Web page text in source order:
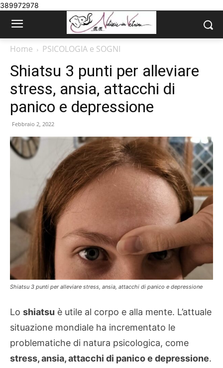
389972978
Home PSICOLOGIA e SOGNI
Shiatsu 3 punti per alleviare
stress, ansia, attacchi di
panico e depressione
Febbraio 2, 2022
Shiatsu 3 punti per alleviare stress, ansia, attacchi di panico e depressione
Lo shiatsu è utile al corpo e alla mente. L’attuale
situazione mondiale ha incrementato le
problematiche di natura psicologica, come
stress, ansia, attacchi di panico e depressione.